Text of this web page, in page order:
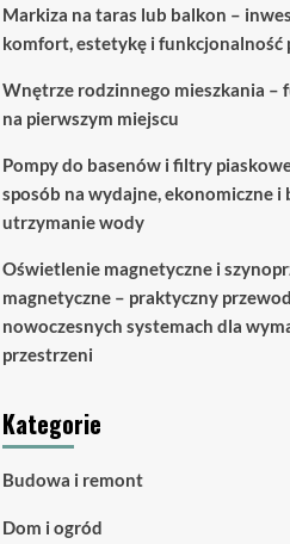
Markiza na taras lub balkon –
komfort, estetykę i funkcjonalność
Wnętrze rodzinnego mieszkania –
na pierwszym miejscu
Pompy do basenów i filtry
sposób na wydajne, ekonomiczne i
utrzymanie wody
Oświetlenie magnetyczne i
magnetyczne – praktyczny
nowoczesnych systemach dla
przestrzeni
Kategorie
Budowa i remont
Dom i ogród